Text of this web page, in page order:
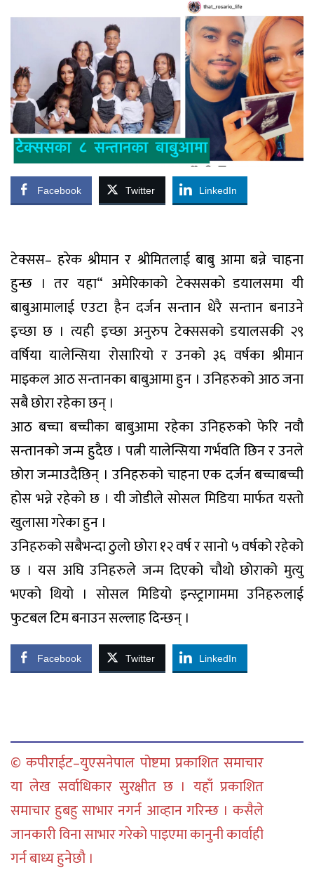
Facebook Twitter LinkedIn
टेक्सस– हरेक श्रीमान र श्रीमितलाई बाबु आमा बन्ने चाहना
हुन्छ । तर यहा“ अमेरिकाको टेक्ससको डयालसमा यी
बाबुआमालाई एउटा हैन दर्जन सन्तान धेरै सन्तान बनाउने
इच्छा छ । त्यही इच्छा अनुरुप टेक्ससको डयालसकी २९
वर्षिया यालेन्सिया रोसारियो र उनको ३६ वर्षका श्रीमान
माइकल आठ सन्तानका बाबुआमा हुन । उनिहरुको आठ जना
सबै छोरा रहेका छन् ।
आठ बच्चा बच्चीका बाबुआमा रहेका उनिहरुको फेरि नवौ
सन्तानको जन्म हुदैछ । पत्नी यालेन्सिया गर्भवति छिन र उनले
छोरा जन्माउदैछिन् । उनिहरुको चाहना एक दर्जन बच्चाबच्ची
होस भन्ने रहेको छ । यी जोडीले सोसल मिडिया मार्फत यस्तो
खुलासा गरेका हुन ।
उनिहरुको सबैभन्दा ठुलो छोरा १२ वर्ष र सानो ५ वर्षको रहेको
छ । यस अघि उनिहरुले जन्म दिएको चौथो छोराको मुत्यु
भएको थियो । सोसल मिडियो इन्स्ट्रागाममा उनिहरुलाई
फुटबल टिम बनाउन सल्लाह दिन्छन् ।
Facebook Twitter LinkedIn
© कपीराईट–युएसनेपाल पोष्टमा प्रकाशित समाचार
या लेख सर्वाधिकार सुरक्षीत छ । यहाँ प्रकाशित
समाचार हुबहु साभार नगर्न आव्हान गरिन्छ । कसैले
जानकारी विना साभार गरेको पाइएमा कानुनी कार्वाही
गर्न बाध्य हुनेछौ ।